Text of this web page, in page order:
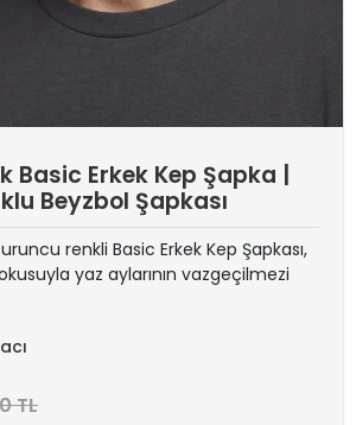
Basic Erkek Kep Şapka |
Beyzbol Şapkası
renkli Basic Erkek Kep Şapkası,
yaz aylarının vazgeçilmezi
TL